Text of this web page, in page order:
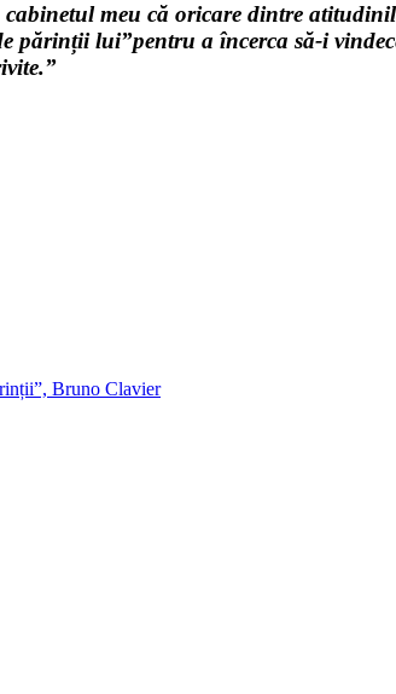
meu că oricare dintre
părinții lui”pentru a încerca să-i
Bruno Clavier